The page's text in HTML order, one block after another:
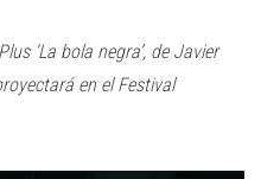
‘La bola negra’, de Javier
en el Festival